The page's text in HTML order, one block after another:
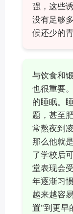
强，这些
没有足够
候还少的
与饮食和
也很重要
的睡眠。
题，甚至
常熬夜到
那么他就
了学校后
堂表现会
年逐渐习
越来越容
置"到更早